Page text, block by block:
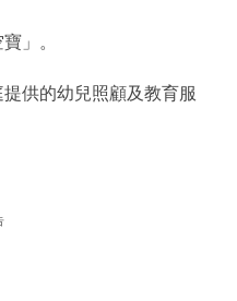
」。
供的幼兒照顧及教育服